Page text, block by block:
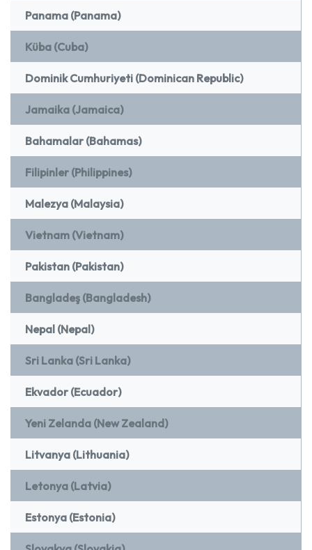
Panama (Panama)
Küba (Cuba)
Dominik Cumhuriyeti (Dominican Republic)
Jamaika (Jamaica)
Bahamalar (Bahamas)
Filipinler (Philippines)
Malezya (Malaysia)
Vietnam (Vietnam)
Pakistan (Pakistan)
Bangladeş (Bangladesh)
Nepal (Nepal)
Sri Lanka (Sri Lanka)
Ekvador (Ecuador)
Yeni Zelanda (New Zealand)
Litvanya (Lithuania)
Letonya (Latvia)
Estonya (Estonia)